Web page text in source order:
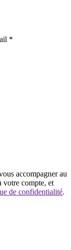
*
accompagner au
votre compte, et
de confidentialité.